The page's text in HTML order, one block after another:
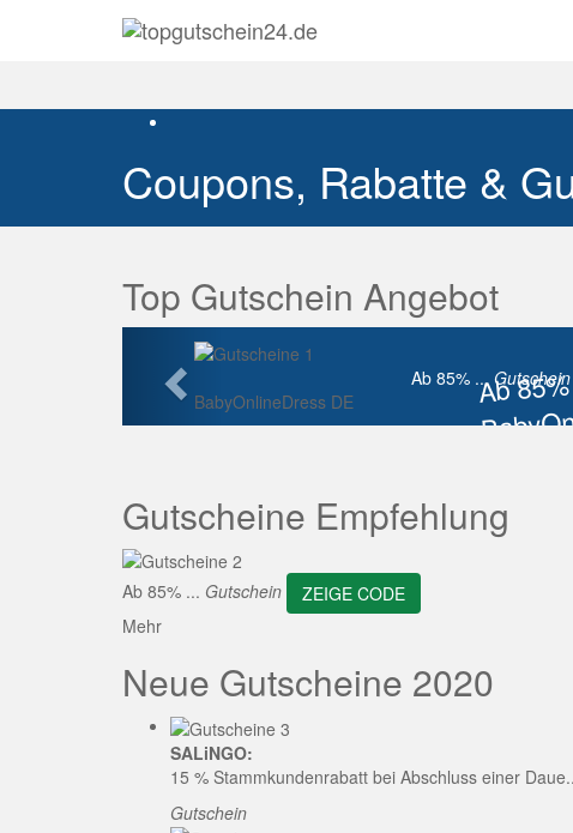
Coupons, Rabatte &
Top Gutschein Angebot
Ab 85%
ZEIGE
Ab 85% ... Gutschein
BabyOnlineDress DE
Vorherige
Gutscheine Empfehlung
Ab 85% ... Gutschein
ZEIGE CODE
Mehr
Neue Gutscheine 2020
SALiNGO:
15 % Stammkundenrabatt bei Abschluss einer
Gutschein